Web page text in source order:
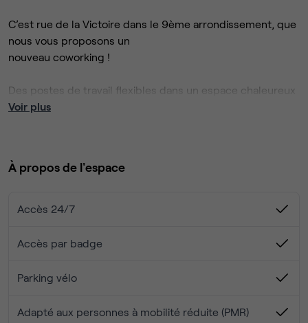
C’est rue de la Victoire dans le 9ème arrondissement, que
nous vous proposons un
nouveau coworking !
Des postes de travail flexibles dans un espace chaleureux
et moderne avec un barista, des espaces extérieurs,
ESPACES DE TRAVAIL
Postes de travail accueil : 30
Assises informelles : 4
Assises welcome bar : 10
Voir plus
À propos de l'espace
Accès 24/7
Accès par badge
Parking vélo
Adapté aux personnes à mobilité réduite (PMR)